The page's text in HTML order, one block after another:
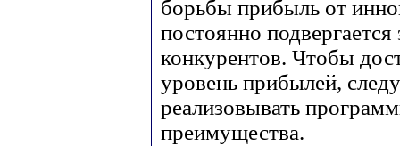
борьбы прибыль от
постоянно
конкурентов. Чтобы
уровень прибылей,
реализовывать
преимущества.